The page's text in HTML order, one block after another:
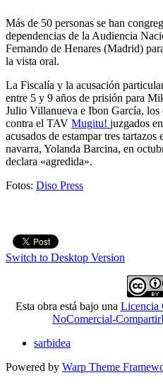
Más de 50 personas se han
dependencias de la Audiencia
Fernando de Henares (Madrid)
la vista oral.
La Fiscalía y la acusación
entre 5 y 9 años de prisión para
Julio Villanueva e Ibon García,
contra el TAV Mugitu! juzgados
acusados de estampar tres
navarra, Yolanda Barcina, en
declara «agredida».
Fotos: Diso Press
Switch to Desktop Version
Esta obra está bajo una Licencia
NoComercial-
sarbidea
Powered by Warp Theme